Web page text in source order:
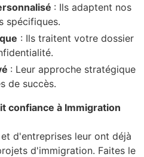
: Ils adaptent nos
spécifiques.
: Ils traitent votre dossier
: Leur approche stratégique
de succès.
confiance à Immigration
d'entreprises leur ont déjà
d'immigration. Faites le